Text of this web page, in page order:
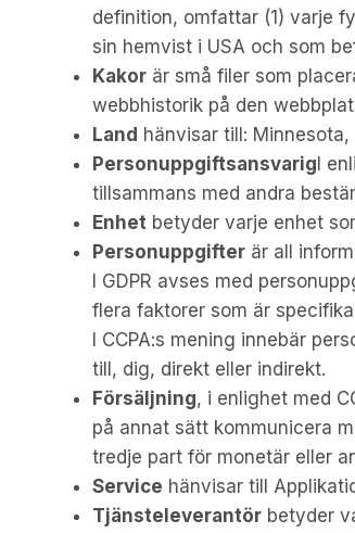
definition, omfattar (1) varje
sin hemvist i USA och som
Kakor är små filer som
webbhistorik på den
Land hänvisar till:
Personuppgiftsansvarig I
tillsammans med andra
Enhet betyder varje enhet
Personuppgifter är all
I GDPR avses med
flera faktorer som är
I CCPA:s mening innebär
till, dig, direkt eller indirekt.
Försäljning, i enlighet med
på annat sätt kommunicera
tredje part för monetär eller
Service hänvisar till
Tjänsteleverantör betyder